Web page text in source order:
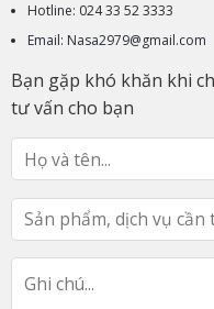
Hotline: 024 33 52 3333
Email: Nasa2979@gmail.com
Bạn gặp khó khăn khi
tư vấn cho bạn